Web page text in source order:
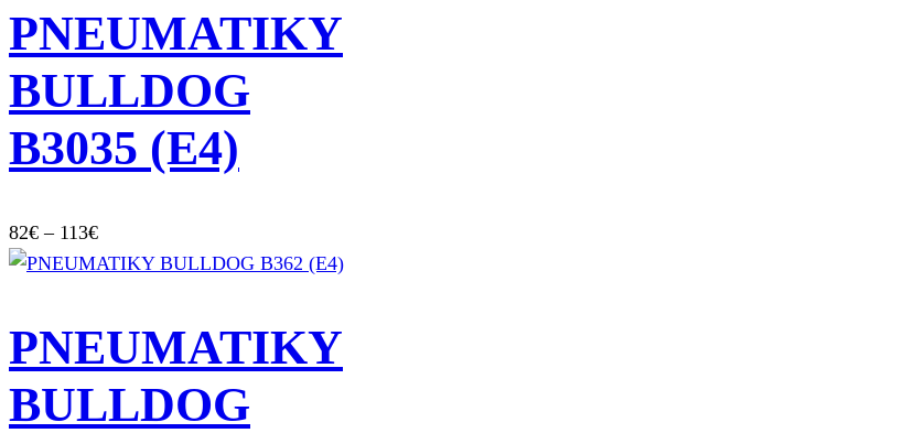
PNEUMATIKY
BULLDOG
B3035 (E4)
82€ – 113€Price
range:
113€
PNEUMATIKY
BULLDOG